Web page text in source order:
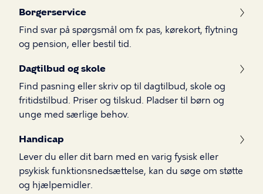
Borgerservice
Find svar på spørgsmål om fx pas, kørekort, flytning
og pension, eller bestil tid.
Dagtilbud og skole
Find pasning eller skriv op til dagtilbud, skole og
fritidstilbud. Priser og tilskud. Pladser til børn og
unge med særlige behov.
Handicap
Lever du eller dit barn med en varig fysisk eller
psykisk funktionsnedsættelse, kan du søge om støtte
og hjælpemidler.